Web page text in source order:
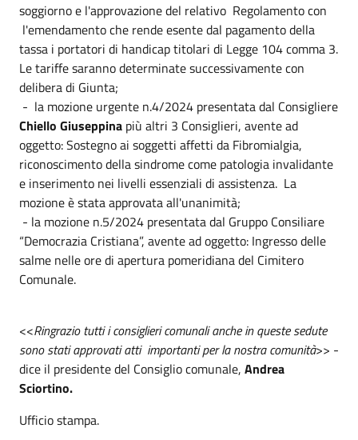
soggiorno e l'approvazione del relativo Regolamento con
l'emendamento che rende esente dal pagamento della
tassa i portatori di handicap titolari di Legge 104 comma 3.
Le tariffe saranno determinate successivamente con
delibera di Giunta;
- la mozione urgente n.4/2024 presentata dal Consigliere
Chiello Giuseppina più altri 3 Consiglieri, avente ad
oggetto: Sostegno ai soggetti affetti da Fibromialgia,
riconoscimento della sindrome come patologia invalidante
e inserimento nei livelli essenziali di assistenza. La
mozione è stata approvata all'unanimità;
- la mozione n.5/2024 presentata dal Gruppo Consiliare
“Democrazia Cristiana”, avente ad oggetto: Ingresso delle
salme nelle ore di apertura pomeridiana del Cimitero
Comunale.
<<Ringrazio tutti i consiglieri comunali anche in queste sedute
sono stati approvati atti importanti per la nostra comunità>> -
dice il presidente del Consiglio comunale, Andrea
Sciortino.
Ufficio stampa.